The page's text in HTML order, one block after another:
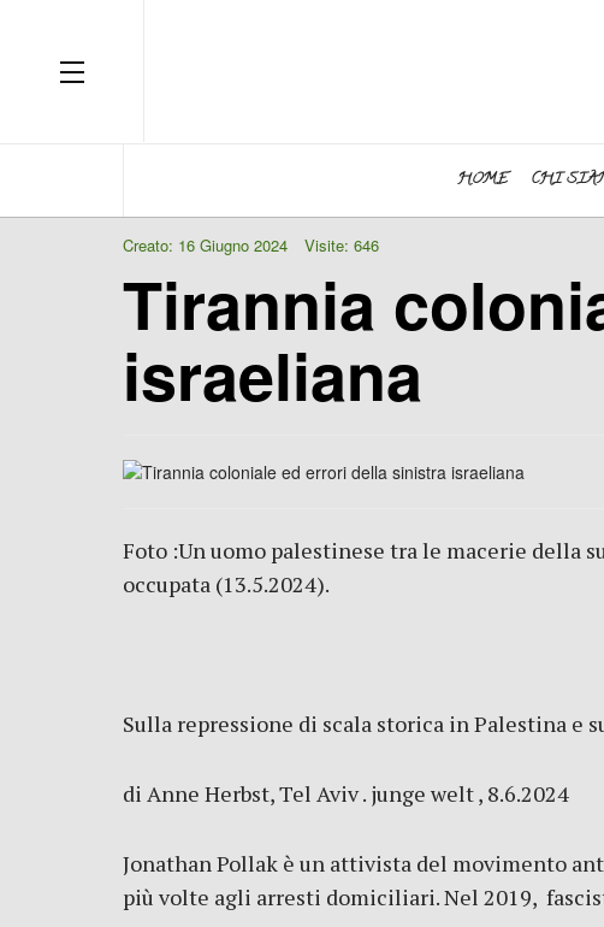
OFF CANVAS
HOME CHI
Creato: 16 Giugno 2024 Visite: 646
Tirannia
israeliana
Foto :Un uomo palestinese tra le macerie della
occupata (13.5.2024).
Sulla repressione di scala storica in Palestina
di Anne Herbst, Tel Aviv . junge welt , 8.6.2024
Jonathan Pollak è un attivista del movimento
più volte agli arresti domiciliari. Nel 2019,